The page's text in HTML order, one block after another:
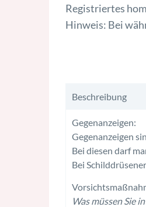
Registriertes
Hinweis: Bei
Beschreibung
Gegenanzeigen:
Gegenanzeigen
Bei diesen darf
Bei
Was müssen Sie